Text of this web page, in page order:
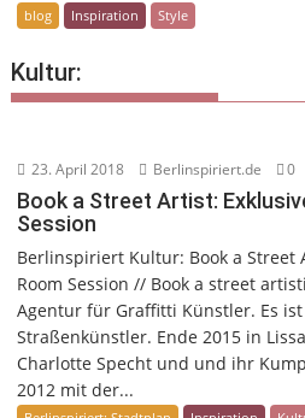
blog Inspiration Style
Kultur:
23. April 2018 Berlinspiriert.de 0
Book a Street Artist:
Session
Berlinspiriert Kultur: Book a Street
Room Session // Book a street
Agentur für Graffitti Künstler. Es
Straßenkünstler. Ende 2015 in
Charlotte Specht und und ihr
2012 mit der...